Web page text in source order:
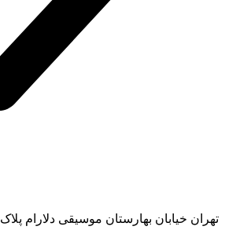
تهران خیابان بهارستان موسیقی دلارام پلاک 66